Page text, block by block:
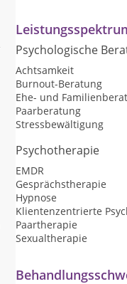
Psychologische
Achtsamkeit
Burnout-Beratung
Ehe- und
Paarberatung
Stressbewältigung
Psychotherapie
EMDR
Gesprächstherapie
Hypnose
Klientenzentrierte
Paartherapie
Sexualtherapie